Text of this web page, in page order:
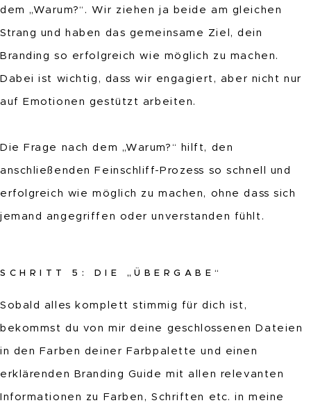
dem „Warum?“. Wir ziehen ja beide am gleichen
Strang und haben das gemeinsame Ziel, dein
Branding so erfolgreich wie möglich zu machen.
Dabei ist wichtig, dass wir engagiert, aber nicht nur
auf Emotionen gestützt arbeiten.
Die Frage nach dem „Warum?“ hilft, den
anschließenden Feinschliff-Prozess so schnell und
erfolgreich wie möglich zu machen, ohne dass sich
jemand angegriffen oder unverstanden fühlt.
SCHRITT 5: DIE „ÜBERGABE“
Sobald alles komplett stimmig für dich ist,
bekommst du von mir deine geschlossenen Dateien
in den Farben deiner Farbpalette und einen
erklärenden Branding Guide mit allen relevanten
Informationen zu Farben, Schriften etc. in meine